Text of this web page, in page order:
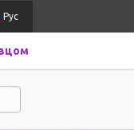
Рус